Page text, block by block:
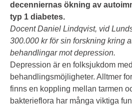
decenniernas ökning av
typ 1 diabetes.
Docent Daniel Lindqvist, vid
300.000 kr för sin forskning kring
behandlingar mot depression.
Depression är en folksjukdom
behandlingsmöjligheter. Alltmer
finns en koppling mellan tarmen
bakterieflora har många viktiga